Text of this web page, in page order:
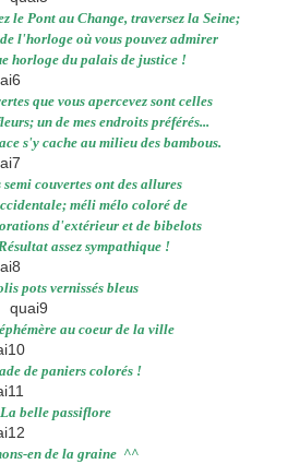
le Pont au Change, traversez la Seine;
l'horloge où vous pouvez admirer
horloge du palais de justice !
que vous apercevez sont celles
un de mes endroits préférés...
s'y cache au milieu des bambous.
semi couvertes ont des allures
méli mélo coloré de
d'extérieur et de bibelots
assez sympathique !
pots vernissés bleus
au coeur de la ville
de paniers colorés !
La belle passiflore
en de la graine ^^